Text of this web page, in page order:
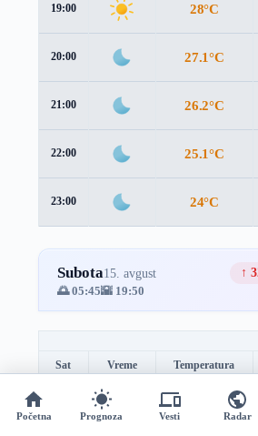
19:00 28°C
20:00 27.1°C
21:00 26.2°C
22:00 25.1°C
23:00 24°C
Subota15. avgust ↑
🌅 05:45🌇 19:50
Sat Vreme Temperatura
Početna Prognoza Vesti Radar